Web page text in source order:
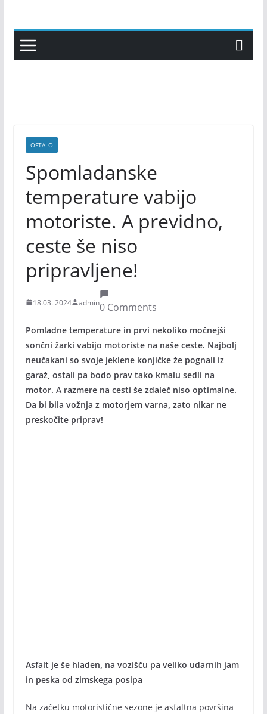
content
OSTALO
Spomladanske
temperature vabijo
motoriste. A previdno,
ceste še niso
pripravljene!
18.03. 2024 admin0 Comments
Pomladne temperature in prvi nekoliko močnejši
sončni žarki vabijo motoriste na naše ceste. Najbolj
neučakani so svoje jeklene konjičke že pognali iz
garaž, ostali pa bodo prav tako kmalu sedli na
motor. A razmere na cesti še zdaleč niso optimalne.
Da bi bila vožnja z motorjem varna, zato nikar ne
preskočite priprav!
Asfalt je še hladen, na vozišču pa veliko udarnih jam
in peska od zimskega posipa
Na začetku motoristične sezone je asfaltna površina